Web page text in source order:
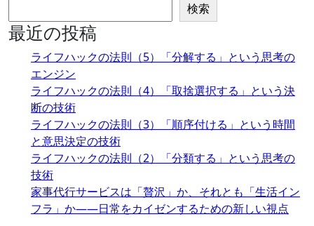
検索
最近の投稿
ライフハックの法則（5）「分解する」という思考の
エンジン
ライフハックの法則（4）「取捨選択する」という決
断の技術
ライフハックの法則（3）「順序付ける」という時間
と意思決定の技術
ライフハックの法則（2）「分類する」という思考の
技術
家事代行サービスは「贅沢」か、それとも「生活イン
フラ」か——日常をカイゼンするための新しい視点